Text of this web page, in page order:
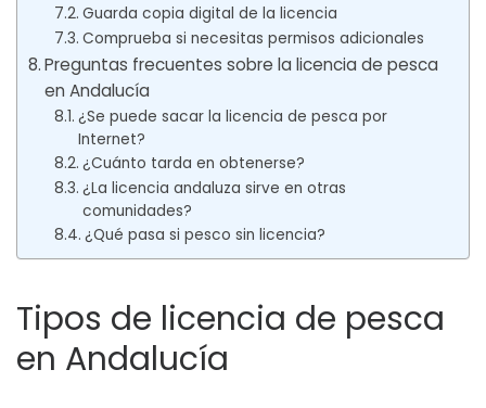
Guarda copia digital de la licencia
Comprueba si necesitas permisos adicionales
Preguntas frecuentes sobre la licencia de pesca
en Andalucía
¿Se puede sacar la licencia de pesca por
Internet?
¿Cuánto tarda en obtenerse?
¿La licencia andaluza sirve en otras
comunidades?
¿Qué pasa si pesco sin licencia?
Tipos de licencia de pesca
en Andalucía